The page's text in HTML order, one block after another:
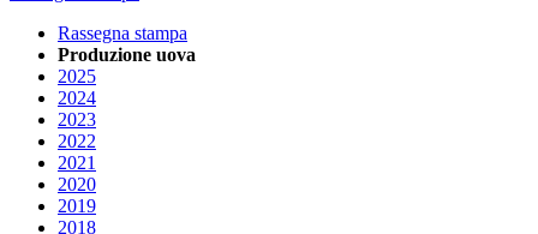
Rassegna stampa
Produzione uova
2025
2024
2023
2022
2021
2020
2019
2018